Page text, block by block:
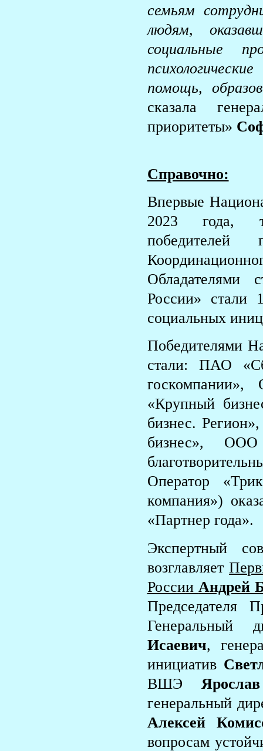
семьям
людям,
социальные
помощь,
сказала
приоритеты»
Справочно:
Впервые
2023 года,
Обладателями
России» стали
социальных
Победителями
стали: ПАО
«Крупный
бизнес.
бизнес»,
Оператор
компания»)
«Партнер года».
Экспертный
возглавляет
России Андрей
Председателя
Исаевич,
инициатив
ВШЭ
генеральный
Алексей
вопросам